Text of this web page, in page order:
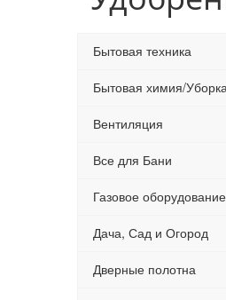
Бытовая техника
Бытовая химия/
Вентиляция
Все для Бани
Газовое оборудование
Дача, Сад и Огород
Дверные полотна